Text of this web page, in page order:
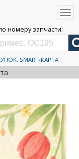
номеру запчасти:
SMART-КАРТА
> Весна пришла